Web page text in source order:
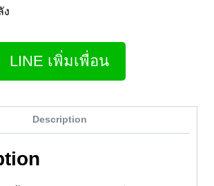
ง
LINE เพิ่มเพื่อน
Description